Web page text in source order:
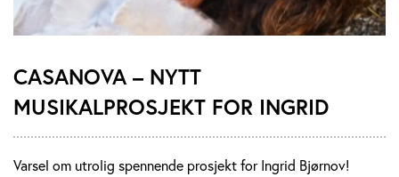
CASANOVA – NYTT
MUSIKALPROSJEKT FOR INGRID
Varsel om utrolig spennende prosjekt for Ingrid Bjørnov!